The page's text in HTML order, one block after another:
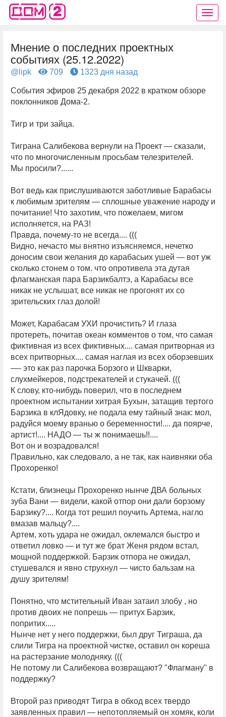
Мнение о последних проектных
событиях (25.12.2022)
@lipk 709 1323 дня назад
События эфиров 25 декабря 2022 в кратком обзоре
поклонников Дома-2.
Тигр и три зайца.
Тиграна Салибекова вернули на Проект — сказали,
что по многочисленным просьбам телезрителей.
Мы просили?......
Вот ведь как прислушиваются заботливые Барабасы
к любимым зрителям — сплошные уважение народу и
почитание! Что захотим, что пожелаем, мигом
исполняется, на РАЗ!
Правда, почему-то не всегда.... (((
Видно, нечасто мы внятно изъясняемся, нечетко
доносим свои желания до карабасьих ушей — вот уж
сколько стонем о том. что опротивела эта дутая
флагманская пара Барзикбалтэ, а Карабасы все
никак не услышат, все никак не прогонят их со
зрительских глаз долой!
Может, Карабасам УХИ прочистить? И глаза
протереть, почитав океан комментов о том, что самая
фиктивная из всех фиктивных.... самая притворная из
всех притворных.... самая наглая из всех оборзевших
—- это как раз парочка Борзого и Шкварки,
слухмейкеров, подстрекателей и стукачей. (((
К слову, кто-нибудь поверил, что в последнем
проектном испытании хитрая Бухын, затащив тертого
Барзика в клЯдовку, не подала ему тайный знак: мол,
радуйся моему вранью о беременности!.... да поярче,
артист!.... НАДО — ты ж понимаешь!!....
Вот он и возрадовался!
Правильно, как следовало, а не так, как наивняки оба
Прохоренко!
Кстати, близнецы Прохоренко нынче ДВА больных
зуба Вани — видели, какой отпор они дали борзому
Барзику?.... Когда тот решил поучить Артема, нагло
вмазав мальцу?....
Артем, хоть удара не ожидал, оклемался быстро и
ответил ловко — и тут же брат Женя рядом встал,
мощной поддержкой. Барзик отпора не ожидал,
стушевался и явно струхнул — чисто бальзам на
душу зрителям!
Понятно, что мстительный Иван затаил злобу , но
против двоих не попрешь — притух Барзик,
попритих.....
Нынче нет у него поддержки, был друг Тиграша, да
слили Тигра на проектной чистке, оставил он кореша
на растерзание молодняку. (((
Не потому ли Салибекова возвращают? "Флагману" в
поддержку?
Второй раз приводят Тигра в обход всех твердо
заявленных правил — непотопляемый он хомяк, коли